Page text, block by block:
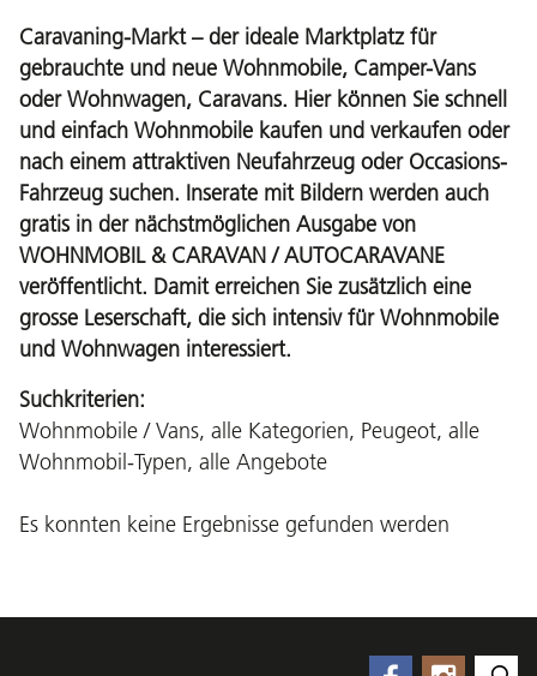
Caravaning-Markt – der ideale Marktplatz für
gebrauchte und neue Wohnmobile, Camper-Vans
oder Wohnwagen, Caravans. Hier können Sie schnell
und einfach Wohnmobile kaufen und verkaufen oder
nach einem attraktiven Neufahrzeug oder Occasions-
Fahrzeug suchen. Inserate mit Bildern werden auch
gratis in der nächstmöglichen Ausgabe von
WOHNMOBIL & CARAVAN / AUTOCARAVANE
veröffentlicht. Damit erreichen Sie zusätzlich eine
grosse Leserschaft, die sich intensiv für Wohnmobile
und Wohnwagen interessiert.
Suchkriterien:
Wohnmobile / Vans, alle Kategorien, Peugeot, alle
Wohnmobil-Typen, alle Angebote
Es konnten keine Ergebnisse gefunden werden